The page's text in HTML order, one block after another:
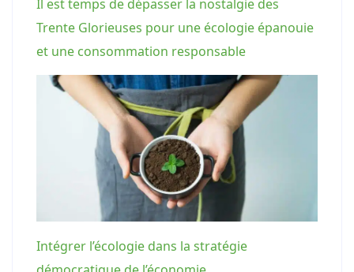
Il est temps de dépasser la nostalgie des
Trente Glorieuses pour une écologie épanouie
et une consommation responsable
Intégrer l’écologie dans la stratégie